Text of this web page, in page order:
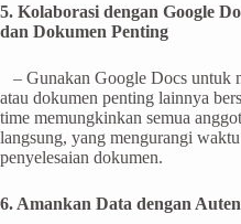
5. Kolaborasi dengan Google
dan Dokumen Penting
– Gunakan Google Docs untuk
atau dokumen penting lainnya
time memungkinkan semua
langsung, yang mengurangi
penyelesaian dokumen.
6. Amankan Data dengan